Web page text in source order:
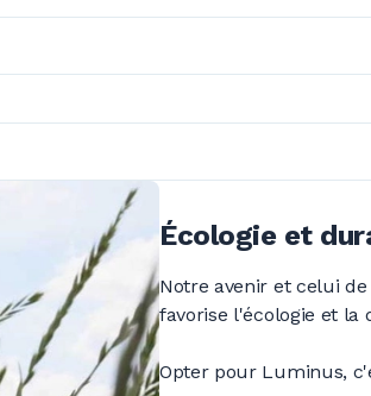
Écologie et
Notre avenir et celui
favorise l'écologie et la
Opter pour Luminus,